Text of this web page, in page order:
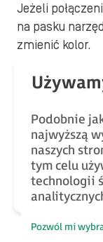
Jeżeli
na pasku
zmienić kolor.
Podobnie
najwyższą
naszych
tym celu
technologii
Pozwól mi